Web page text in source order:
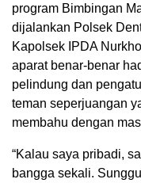
program Bimbingan
dijalankan Polsek
Kapolsek IPDA
aparat benar-benar
pelindung dan
teman seperjuangan
membahu dengan
“Kalau saya pribadi,
bangga sekali.